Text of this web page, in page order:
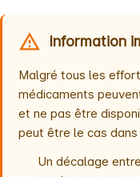
Information
Malgré tous les
médicaments
et ne pas être
peut être le cas
Un décalage